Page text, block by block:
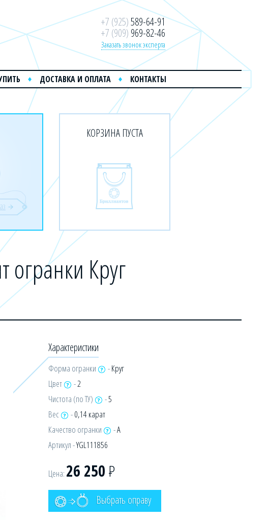
+7 (925)589-64-91
+7 (909) 969-82-46
Заказать звонок эксперта
ДОСТАВКА И ОПЛАТА КОНТАКТЫ
КОРЗИНА ПУСТА
Круг
Характеристики
Форма огранки -Круг
Цвет
-2
Чистота (по ТУ)
-5
Вес
-0,14 карат
Качество огранки
-А
Артикул -YGL111856
Цена: 26 250Р
Выбрать оправу